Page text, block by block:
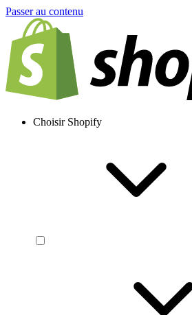
Passer au contenu
Choisir Shopify